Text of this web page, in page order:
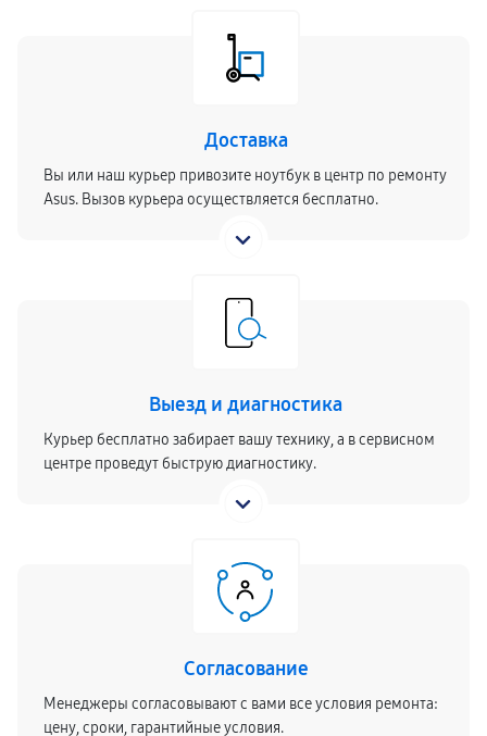
Доставка
Вы или наш курьер привозите ноутбук в центр по ремонту
Asus. Вызов курьера осуществляется бесплатно.
Выезд и диагностика
Курьер бесплатно забирает вашу технику, а в сервисном
центре проведут быструю диагностику.
Согласование
Менеджеры согласовывают с вами все условия ремонта:
цену, сроки, гарантийные условия.